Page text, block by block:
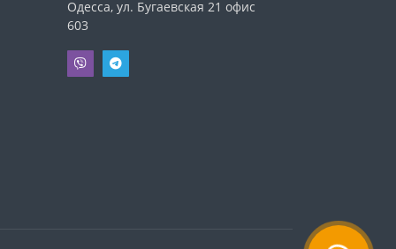
Одесса, ул. Бугаевская 21 офис
603